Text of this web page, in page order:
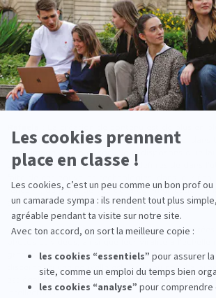
Dans votre dernier livre, vous
comment l'IA bouleverse les
communication et des
Pourquoi est-il si important
réfléchissent à ces questions
quel sera leur plus grand défi
l'utilisation de l'intelligence artificielle, et ce, dans
écrit, image, vidéo et son. Nous disposons d'un
d'applications. Je pense que le défi réside dans
réfléchir, du point de vue de la communication, à
si cela sera bon ou non pour notre société.
La création de "fake news", parfaitement illustrées
grands problèmes qui inquiètent les experts. Il
discerner si une nouvelle est réelle ou non. La
est également un autre aspect qui inquiète les
intellectuels.